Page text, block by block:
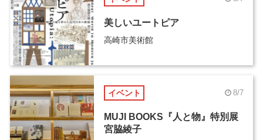
美しいユートピア
高崎市美術館
イベント 8/7
MUJI BOOKS『人と物』特別展
宮脇綾子